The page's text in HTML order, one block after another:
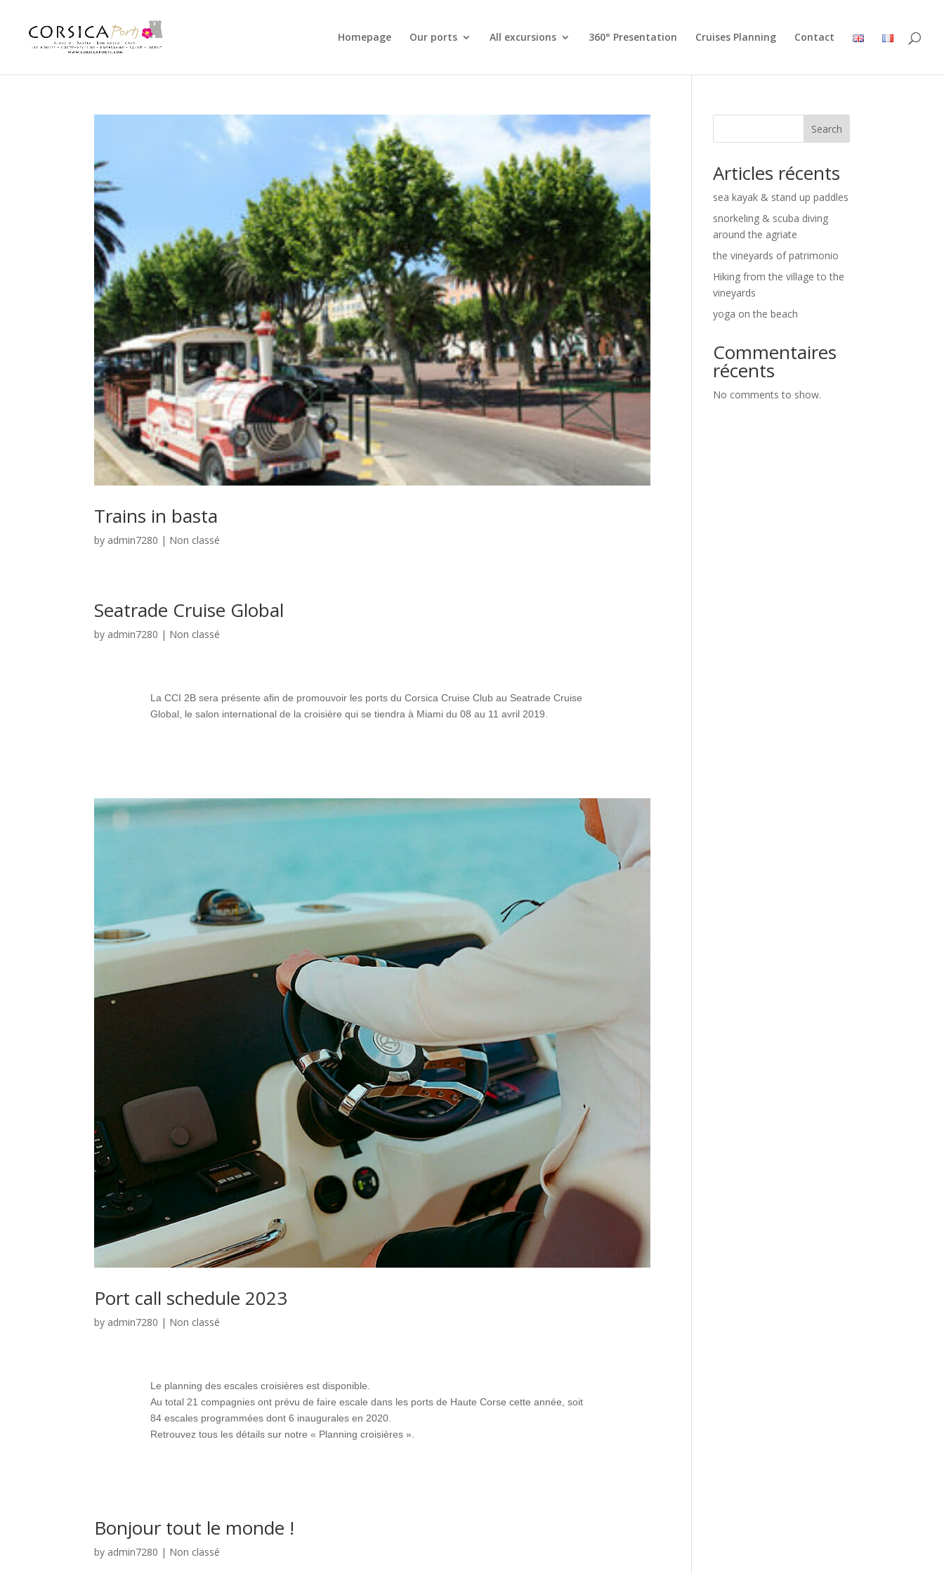
Homepage Our ports All excursions 360° Presentation Cruises Planning Contact
Trains in basta
by admin7280 | Non classé
Seatrade Cruise Global
by admin7280 | Non classé
La CCI 2B sera présente afin de promouvoir les ports du Corsica Cruise Club au Seatrade Cruise
Global, le salon international de la croisière qui se tiendra à Miami du 08 au 11 avril 2019.
Port call schedule 2023
by admin7280 | Non classé
Le planning des escales croisières est disponible.
Au total 21 compagnies ont prévu de faire escale dans les ports de Haute Corse cette année, soit
84 escales programmées dont 6 inaugurales en 2020.
Retrouvez tous les détails sur notre « Planning croisières ».
Bonjour tout le monde !
by admin7280 | Non classé
Search
Articles récents
sea kayak & stand up paddles
snorkeling & scuba diving
around the agriate
the vineyards of patrimonio
Hiking from the village to the
vineyards
yoga on the beach
Commentaires
récents
No comments to show.